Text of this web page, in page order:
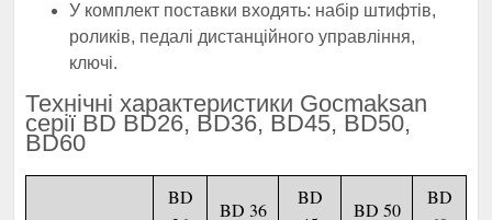
У комплект поставки входять: набір штифтів,
роликів, педалі дистанційного управління,
ключі.
Технічні характеристики Gocmaksan
серії BD BD26, BD36, BD45, BD50,
BD60
BD
BD 36
BD
BD 50
BD